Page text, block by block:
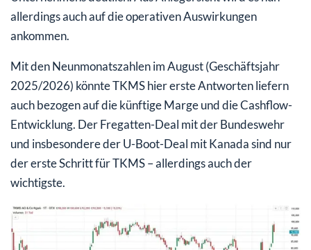
allerdings auch auf die operativen Auswirkungen
ankommen.
Mit den Neunmonatszahlen im August (Geschäftsjahr
2025/2026) könnte TKMS hier erste Antworten liefern
auch bezogen auf die künftige Marge und die Cashflow-
Entwicklung. Der Fregatten-Deal mit der Bundeswehr
und insbesondere der U-Boot-Deal mit Kanada sind nur
der erste Schritt für TKMS – allerdings auch der
wichtigste.